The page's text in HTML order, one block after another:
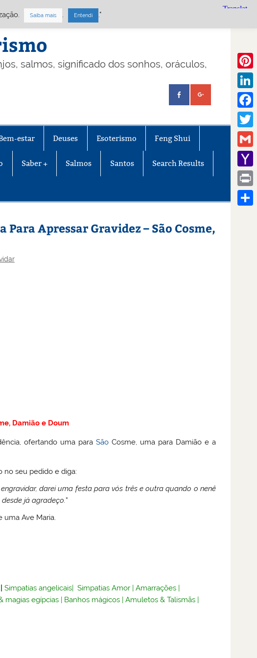
salmos, significado dos sonhos, oráculos,
estar Deuses Esoterismo Feng Shui
Saber + Salmos Santos Search Results
Apressar Gravidez – São Cosme,
Damião e Doum
ofertando uma para SãoCosme, uma para Damião e a
no seu pedido e diga:
darei uma festa para vós três e outra quando o nenê
já agradeço.”
uma Ave Maria.
|Simpatias angelicais|Simpatias Amor |Amarrações |
magias egípcias | Banhos mágicos |Amuletos & Talismãs |
Gmail
Mail
Print
Saiba mais . Entendi ."